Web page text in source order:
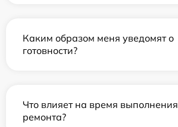
Каким образом меня уведомят о
готовности?
Что влияет на время выполнения
ремонта?